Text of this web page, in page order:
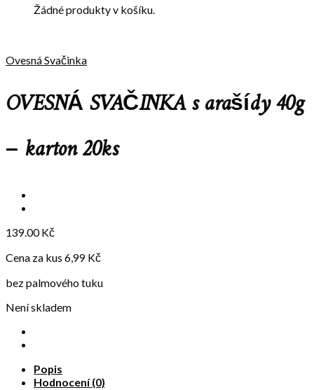
Žádné produkty v košíku.
Ovesná Svačinka
OVESNÁ SVAČINKA s arašídy 40g
– karton 20ks
139.00Kč
Cena za kus 6,99 Kč
bez palmového tuku
Není skladem
Popis
Hodnocení (0)